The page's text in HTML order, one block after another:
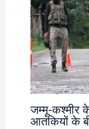
जम्मू-कश्मीर
आतंकियों के